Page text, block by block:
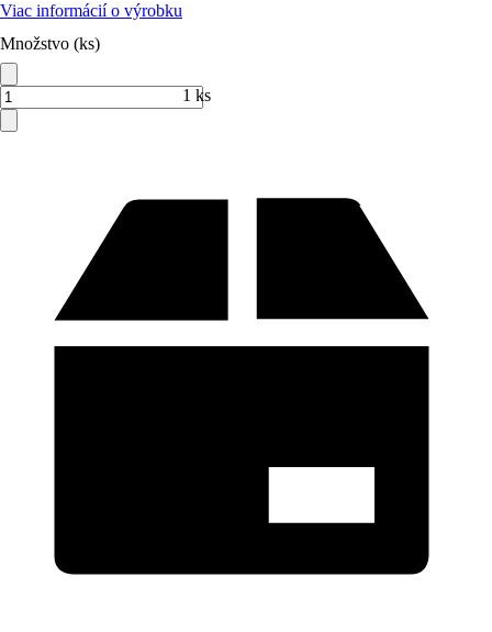
Viac informácií o výrobku
Množstvo (ks)
1 ks